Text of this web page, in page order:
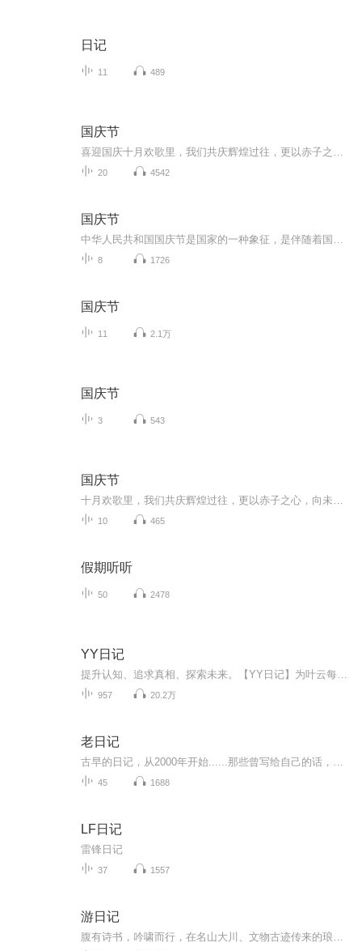
日记
11 489
国庆节
20 4542
国庆节
8 1726
国庆节
11 2.1万
国庆节
3 543
国庆节
10 465
假期听听
50 2478
YY日记
957 20.2万
老日记
45 1688
LF日记
雷锋日记
37 1557
游日记